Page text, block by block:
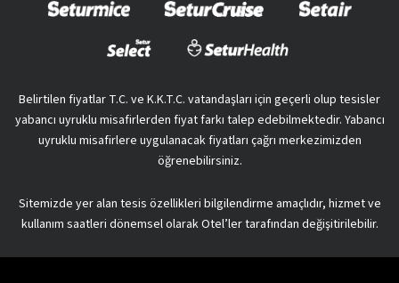
Belirtilen fiyatlar T.C. ve K.K.T.C. vatandaşları için geçerli olup tesisler
yabancı uyruklu misafirlerden fiyat farkı talep edebilmektedir. Yabancı
uyruklu misafirlere uygulanacak fiyatları çağrı merkezimizden
öğrenebilirsiniz.
Sitemizde yer alan tesis özellikleri bilgilendirme amaçlıdır, hizmet ve
kullanım saatleri dönemsel olarak Otel’ler tarafından değişitirilebilir.